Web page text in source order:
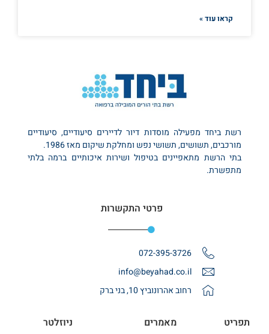
קראו עוד »
רשת ביחד מפעילה מוסדות דיור לדיירים סיעודיים, סיעודיים
מורכבים, תשושים, תשושי נפש ומחלקת שיקום מאז 1986.
בתי הרשת מתאפיינים בטיפול ושירות איכותיים ברמה בלתי
מתפשרת.
פרטי התקשרות
072-395-3726
info@beyahad.co.il
רחוב אהרונוביץ 10, בני ברק
תפריט מאמרים ניוזלטר